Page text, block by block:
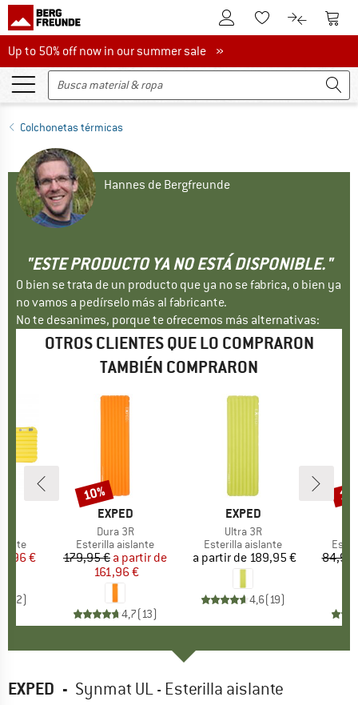
A la cuenta de cliente
A la lista de
A la A la
Up to 50% off now in our summer sale
Up to 50% off now in our summer sale »
Colchonetas térmicas
Hannes de Bergfreunde
"ESTE PRODUCTO YA NO ESTÁ DISPONIBLE."
O bien se trata de un producto que ya no se fabrica, o bien ya
no vamos a pedírselo más al fabricante.
No te desanimes, porque te ofrecemos más alternativas:
OTROS CLIENTES QUE LO COMPRARON
TAMBIÉN COMPRARON
reducido
€
2)
MARCA
EXPED
Artículo
Dura 3R
Product group
Esterilla aislante
Precio
179,95 € Precio reducido
a partir de
161,96 €
4,7(13)
Descuento
10%
MARCA
EXPED
Artículo
Ultra 3R
Product group
Esterilla aislante
Precio
a partir de 189,95 €
4,6(19)
84,95
EXPED - Synmat UL - Esterilla aislante